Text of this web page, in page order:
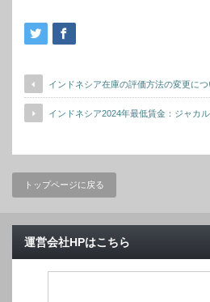
インドネシア在庫の評価方法の変更につ
インドネシア2024年最低賃金：ジャカル
トップページに戻る
運営会社HPはこちら